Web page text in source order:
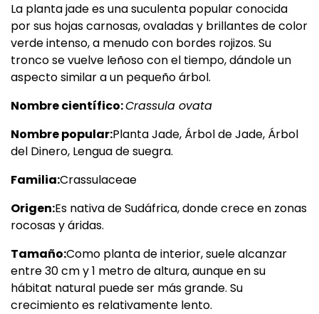
La planta jade es una suculenta popular conocida
por sus hojas carnosas, ovaladas y brillantes de color
verde intenso, a menudo con bordes rojizos. Su
tronco se vuelve leñoso con el tiempo, dándole un
aspecto similar a un pequeño árbol.
Nombre científico:Crassula ovata
Nombre popular:Planta Jade, Árbol de Jade, Árbol
del Dinero, Lengua de suegra.
Familia:Crassulaceae
Origen:Es nativa de Sudáfrica, donde crece en zonas
rocosas y áridas.
Tamaño:Como planta de interior, suele alcanzar
entre 30 cm y 1 metro de altura, aunque en su
hábitat natural puede ser más grande. Su
crecimiento es relativamente lento.